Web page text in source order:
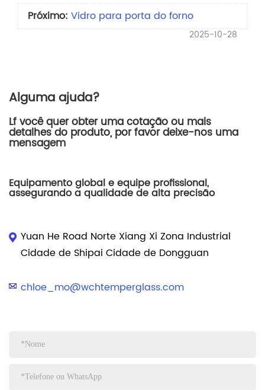
Próximo: Vidro para porta do forno
2025-10-28
Alguma ajuda?
Lf você quer obter uma cotação ou mais
detalhes do produto, por favor deixe-nos uma
mensagem
Equipamento global e equipe profissional,
assegurando a qualidade de alta precisão
Yuan He Road Norte Xiang Xi Zona Industrial
Cidade de Shipai Cidade de Dongguan
chloe_mo@wchtemperglass.com